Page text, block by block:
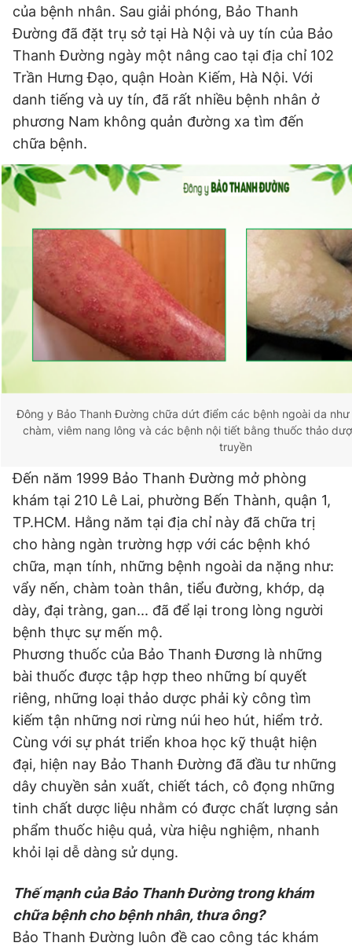
Giấy phép xuất bản số 110/GP - BTTTT cấp ngày 24.3.2020
© 2003-2026 Bản quyền thuộc về Báo Thanh Niên. Cấm sao
chép dưới mọi hình thức nếu không có sự chấp thuận bằng văn
bản. Phát triển bởi ePi Technologies, JSC.
của bệnh nhân. Sau giải phóng, Bảo Thanh
Đường đã đặt trụ sở tại Hà Nội và uy tín của Bảo
Thanh Đường ngày một nâng cao tại địa chỉ 102
Trần Hưng Đạo, quận Hoàn Kiếm, Hà Nội. Với
danh tiếng và uy tín, đã rất nhiều bệnh nhân ở
phương Nam không quản đường xa tìm đến
chữa bệnh.
Đông y Bảo Thanh Đường chữa dứt điểm các bệnh ngoài da
chàm, viêm nang lông và các bệnh nội tiết bằng thuốc thảo
truyền
Đến năm 1999 Bảo Thanh Đường mở phòng
khám tại 210 Lê Lai, phường Bến Thành, quận 1,
TP.HCM. Hằng năm tại địa chỉ này đã chữa trị
cho hàng ngàn trường hợp với các bệnh khó
chữa, mạn tính, những bệnh ngoài da nặng như:
vẩy nến, chàm toàn thân, tiểu đường, khớp, dạ
dày, đại tràng, gan... đã để lại trong lòng người
bệnh thực sự mến mộ.
Phương thuốc của Bảo Thanh Đương là những
bài thuốc được tập hợp theo những bí quyết
riêng, những loại thảo dược phải kỳ công tìm
kiếm tận những nơi rừng núi heo hút, hiểm trở.
Cùng với sự phát triển khoa học kỹ thuật hiện
đại, hiện nay Bảo Thanh Đường đã đầu tư những
dây chuyền sản xuất, chiết tách, cô đọng những
tinh chất dược liệu nhằm có được chất lượng sản
phẩm thuốc hiệu quả, vừa hiệu nghiệm, nhanh
khỏi lại dễ dàng sử dụng.
Thế mạnh của Bảo Thanh Đường trong khám
chữa bệnh cho bệnh nhân, thưa ông?
Bảo Thanh Đường luôn đề cao công tác khám